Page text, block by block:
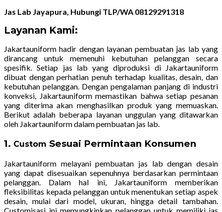
Jas Lab Jayapura, Hubungi TLP/WA 08129291318
Layanan Kami:
Jakartauniform hadir dengan layanan pembuatan jas lab yang
dirancang untuk memenuhi kebutuhan pelanggan secara
spesifik. Setiap jas lab yang diproduksi di Jakartauniform
dibuat dengan perhatian penuh terhadap kualitas, desain, dan
kebutuhan pelanggan. Dengan pengalaman panjang di industri
konveksi, Jakartauniform memastikan bahwa setiap pesanan
yang diterima akan menghasilkan produk yang memuaskan.
Berikut adalah beberapa layanan unggulan yang ditawarkan
oleh Jakartauniform dalam pembuatan jas lab.
1. Custom Sesuai Permintaan Konsumen
Jakartauniform melayani pembuatan jas lab dengan desain
yang dapat disesuaikan sepenuhnya berdasarkan permintaan
pelanggan. Dalam hal ini, Jakartauniform memberikan
fleksibilitas kepada pelanggan untuk menentukan setiap aspek
desain, mulai dari model, ukuran, hingga detail tambahan.
Customisasi ini memungkinkan pelanggan untuk memiliki jas